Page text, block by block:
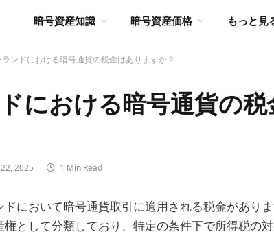
暗号資産知識 暗号資産価格 もっと見
ンドにおける暗号通貨の税金はありますか？
における暗号通貨の
2025 1 Min Read
ドにおいて暗号通貨取引に適用される税金があり
権として分類しており、特定の条件下で所得税の